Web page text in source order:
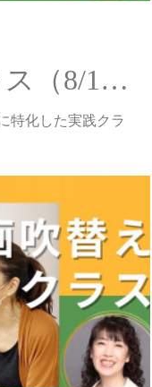
外画吹き替えクラス（8/1更新）
特化した実践クラ